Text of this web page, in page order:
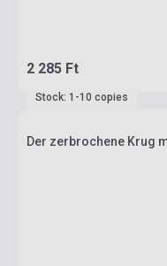
2 285 Ft
Stock: 1-10 copies
Der zerbrochene Krug